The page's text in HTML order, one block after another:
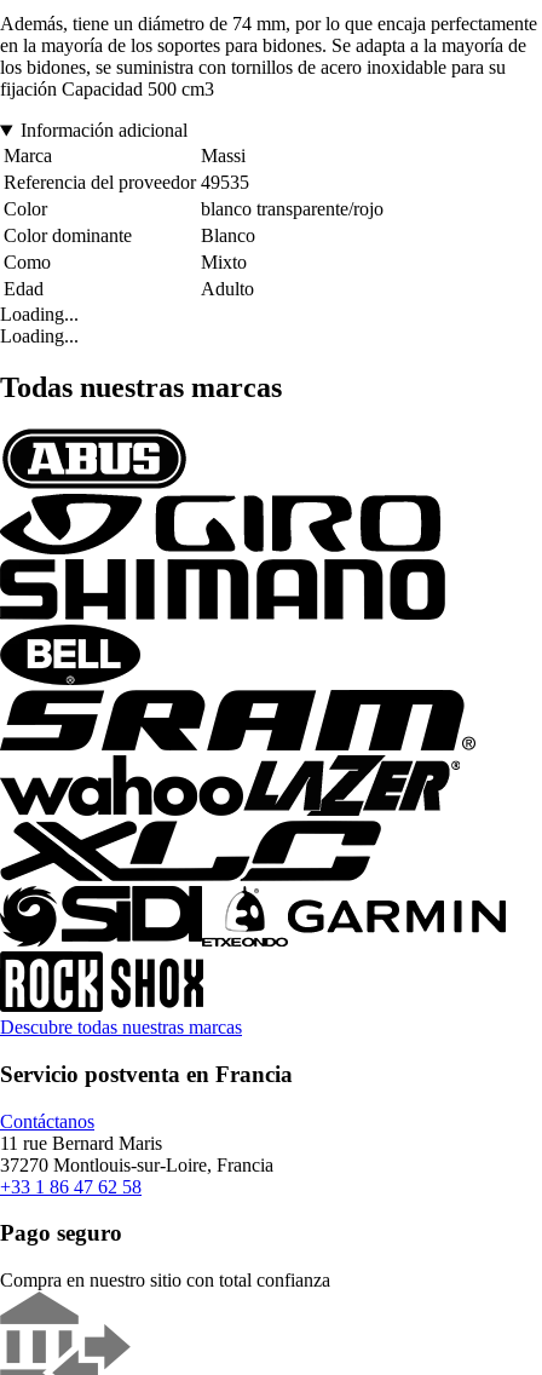
Además, tiene un diámetro de 74 mm, por lo que encaja perfectamente
en la mayoría de los soportes para bidones. Se adapta a la mayoría de
los bidones, se suministra con tornillos de acero inoxidable para su
fijación Capacidad 500 cm3
Información adicional
Marca
Massi
Referencia del proveedor 49535
Color
blanco transparente/rojo
Color dominante
Blanco
Como
Mixto
Edad
Adulto
Loading...
Loading...
Todas nuestras marcas
Descubre todas nuestras marcas
Servicio postventa en Francia
Contáctanos
11 rue Bernard Maris
37270 Montlouis-sur-Loire, Francia
+33 1 86 47 62 58
Pago seguro
Compra en nuestro sitio con total confianza